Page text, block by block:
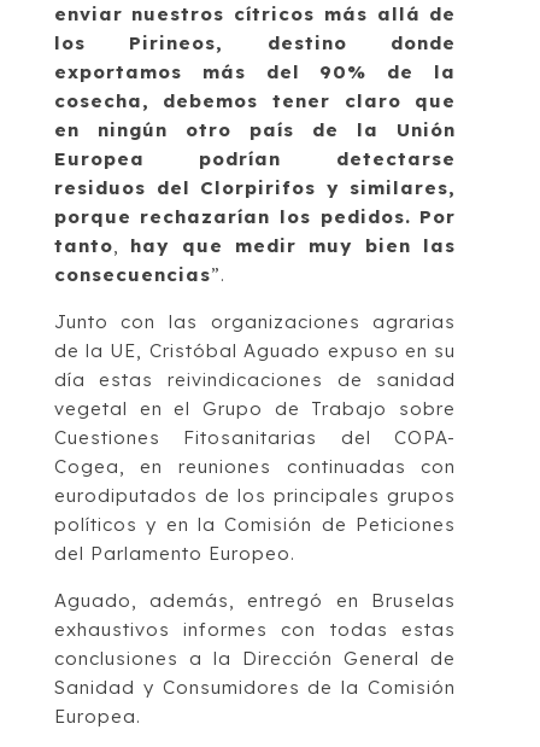
enviar nuestros cítricos más allá de
los Pirineos, destino donde
exportamos más del 90% de la
cosecha, debemos tener claro que
en ningún otro país de la Unión
Europea podrían detectarse
residuos del Clorpirifos y similares,
porque rechazarían los pedidos. Por
tanto
hay que medir muy bien las
consecuencias”.
Junto con las organizaciones agrarias
de la UE, Cristóbal Aguado expuso en su
día estas reivindicaciones de sanidad
vegetal en el Grupo de Trabajo sobre
Cuestiones Fitosanitarias del COPA-
Cogea, en reuniones continuadas con
eurodiputados de los principales grupos
políticos y en la Comisión de Peticiones
del Parlamento Europeo.
Aguado, además, entregó en Bruselas
exhaustivos informes con todas estas
conclusiones a la Dirección General de
Sanidad y Consumidores de la Comisión
Europea.